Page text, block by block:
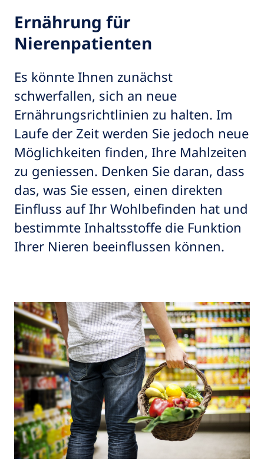
Ernährung für
Nierenpatienten
Es könnte Ihnen zunächst
schwerfallen, sich an neue
Ernährungsrichtlinien zu halten. Im
Laufe der Zeit werden Sie jedoch neue
Möglichkeiten finden, Ihre Mahlzeiten
zu geniessen. Denken Sie daran, dass
das, was Sie essen, einen direkten
Einfluss auf Ihr Wohlbefinden hat und
bestimmte Inhaltsstoffe die Funktion
Ihrer Nieren beeinflussen können.